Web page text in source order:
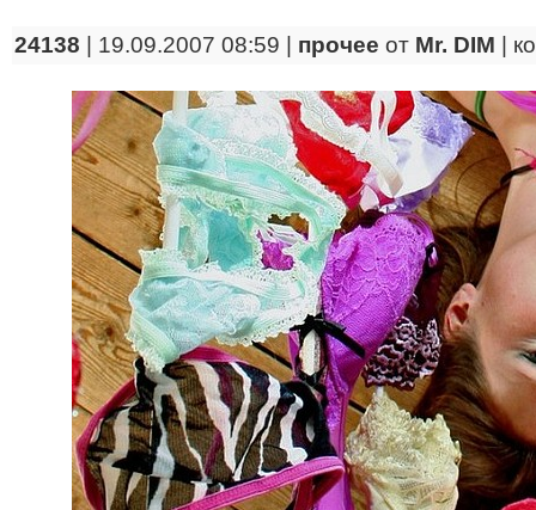
24138 | 19.09.2007 08:59 | прочее от Mr. DIM